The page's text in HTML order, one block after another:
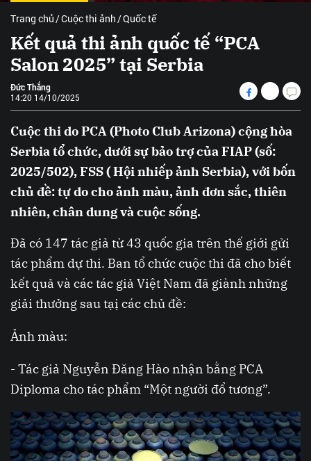
Trang chủ Cuộc thi ảnh Quốc tế
Kết quả thi ảnh quốc tế “PCA
Salon 2025” tại Serbia
Đức Thắng
14:20 14/10/2025
Cuộc thi do PCA (Photo Club Arizona) cộng hòa
Serbia tổ chức, dưới sự bảo trợ của FIAP (số:
2025/502), FSS ( Hội nhiếp ảnh Serbia), với bốn
chủ đề: tự do cho ảnh màu, ảnh đơn sắc, thiên
nhiên, chân dung và cuộc sống.
Đã có 147 tác giả từ 43 quốc gia trên thế giới gửi
tác phẩm dự thi. Ban tổ chức cuộc thi đã cho biết
kết quả và các tác giả Việt Nam đã giành những
giải thưởng sau tạị các chủ đề:
Ảnh màu:
- Tác giả Nguyễn Đăng Hào nhận bằng PCA
Diploma cho tác phẩm “Một người đổ tương”.